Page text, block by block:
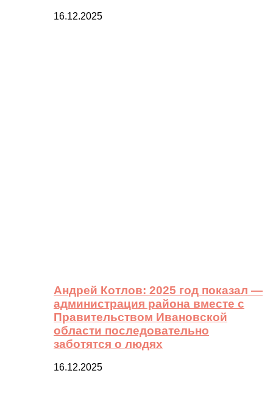
16.12.2025
Андрей Котлов: 2025 год показал —
администрация района вместе с
Правительством Ивановской
области последовательно
заботятся о людях
16.12.2025